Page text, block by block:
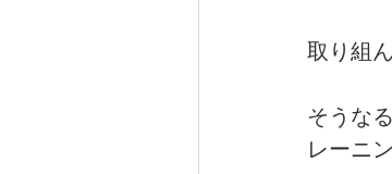
取り組
そうな
レーニ